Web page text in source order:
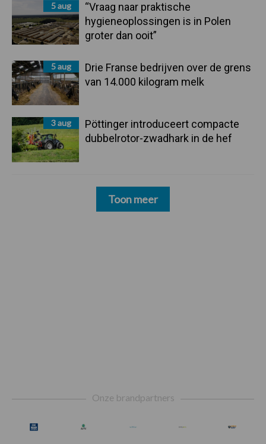
5 aug
“Vraag naar praktische
hygieneoplossingen is in Polen
groter dan ooit”
5 aug
Drie Franse bedrijven over de grens
van 14.000 kilogram melk
3 aug
Pöttinger introduceert compacte
dubbelrotor-zwadhark in de hef
Toon meer
Onze brandpartners